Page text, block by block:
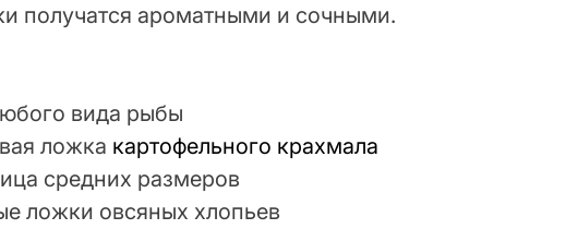
получатся ароматными и сочными.
вида рыбы
ложка картофельного крахмала
средних размеров
ложки овсяных хлопьев